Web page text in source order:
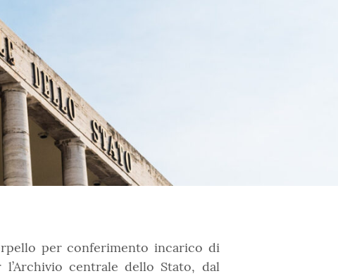
per conferimento incarico di
centrale dello Stato, dal